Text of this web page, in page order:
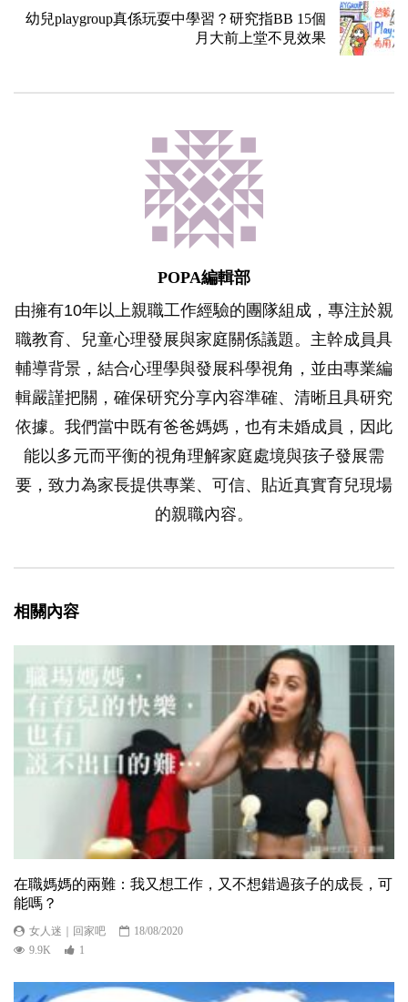
幼兒playgroup真係玩耍中學習？研究指BB 15個
月大前上堂不見效果
POPA編輯部
由擁有10年以上親職工作經驗的團隊組成，專注於親
職教育、兒童心理發展與家庭關係議題。主幹成員具
輔導背景，結合心理學與發展科學視角，並由專業編
輯嚴謹把關，確保研究分享內容準確、清晰且具研究
依據。我們當中既有爸爸媽媽，也有未婚成員，因此
能以多元而平衡的視角理解家庭處境與孩子發展需
要，致力為家長提供專業、可信、貼近真實育兒現場
的親職內容。
相關內容
在職媽媽的兩難：我又想工作，又不想錯過孩子的成長，可
能嗎？
女人迷｜回家吧
18/08/2020
9.9K
1